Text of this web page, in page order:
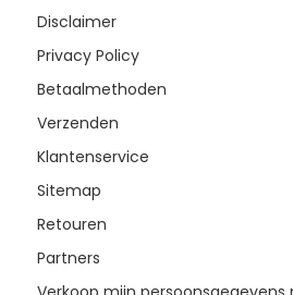
Disclaimer
Privacy Policy
Betaalmethoden
Verzenden
Klantenservice
Sitemap
Retouren
Partners